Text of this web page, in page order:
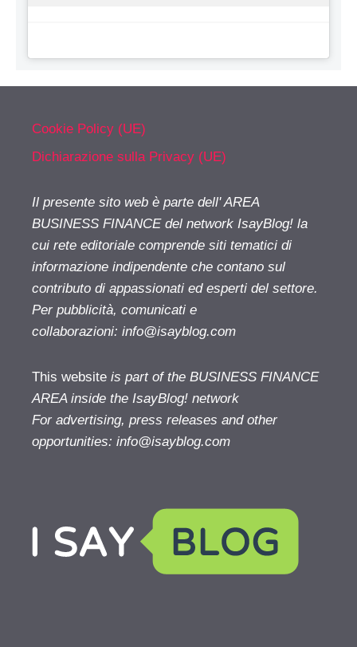
Cookie Policy (UE)
Dichiarazione sulla Privacy (UE)
Il presente sito web è parte dell' AREA
BUSINESS FINANCE del network IsayBlog! la
cui rete editoriale comprende siti tematici di
informazione indipendente che contano sul
contributo di appassionati ed esperti del settore.
Per pubblicità, comunicati e
collaborazioni: info@isayblog.com
This website is part of the BUSINESS FINANCE
AREA inside the IsayBlog! network
For advertising, press releases and other
opportunities: info@isayblog.com